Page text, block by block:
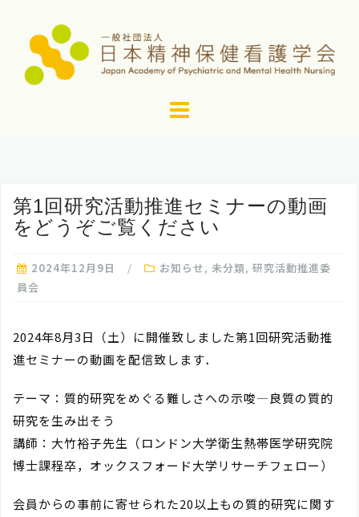
第1回研究活動推進セミナーの動画
をどうぞご覧ください
2024年12月9日 お知らせ, 未分類, 研究活動推進委
員会
2024年8月3日（土）に開催致しました第1回研究活動推
進セミナーの動画を配信致します．
テーマ：質的研究をめぐる難しさへの示唆―良質の質的
研究を生み出そう
講師：大竹裕子先生（ロンドン大学衛生熱帯医学研究院
博士課程卒，オックスフォード大学リサーチフェロー）
会員からの事前に寄せられた20以上もの質的研究に関す